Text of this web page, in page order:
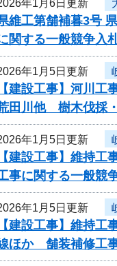
年1月6日更新
維工第舗補暮3号
関する一般競争入
年1月5日更新
【建設工事】河川
田川他 樹木伐採
年1月5日更新
【建設工事】維持
事に関する一般競
年1月5日更新
【建設工事】維持
ほか 舗装補修工